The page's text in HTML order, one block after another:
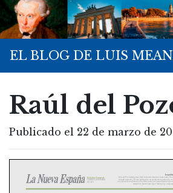
EL BLOG DE LUIS
Raúl del
Publicado el 22 de marzo de
Editorial Prensa Asturiana, S.A.U. todos los derechos reservados.
párrafo segundo, LPI. Esta publicación no puede ser reproducida, ni
un sistema de recuperación de información, en ninguna forma ni por
magnético, electroóptico, por fotocopia, o
Edición General
DE 2026